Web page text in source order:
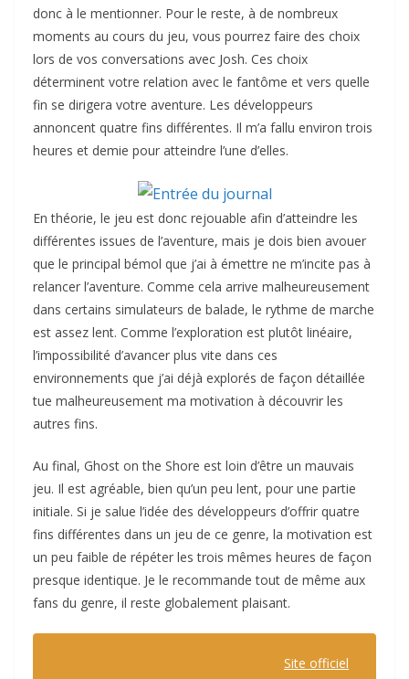
donc à le mentionner. Pour le reste, à de nombreux
moments au cours du jeu, vous pourrez faire des choix
lors de vos conversations avec Josh. Ces choix
déterminent votre relation avec le fantôme et vers quelle
fin se dirigera votre aventure. Les développeurs
annoncent quatre fins différentes. Il m’a fallu environ trois
heures et demie pour atteindre l’une d’elles.
En théorie, le jeu est donc rejouable afin d’atteindre les
différentes issues de l’aventure, mais je dois bien avouer
que le principal bémol que j’ai à émettre ne m’incite pas à
relancer l’aventure. Comme cela arrive malheureusement
dans certains simulateurs de balade, le rythme de marche
est assez lent. Comme l’exploration est plutôt linéaire,
l’impossibilité d’avancer plus vite dans ces
environnements que j’ai déjà explorés de façon détaillée
tue malheureusement ma motivation à découvrir les
autres fins.
Au final, Ghost on the Shore est loin d’être un mauvais
jeu. Il est agréable, bien qu’un peu lent, pour une partie
initiale. Si je salue l’idée des développeurs d’offrir quatre
fins différentes dans un jeu de ce genre, la motivation est
un peu faible de répéter les trois mêmes heures de façon
presque identique. Je le recommande tout de même aux
fans du genre, il reste globalement plaisant.
Site officiel